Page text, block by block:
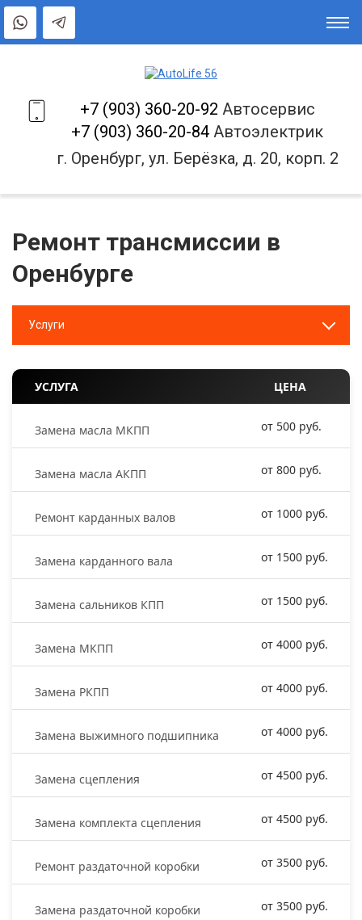
+7 (903) 360-20-92 Автосервис
+7 (903) 360-20-84 Автоэлектрик
г. Оренбург, ул. Берёзка, д. 20, корп. 2
Ремонт трансмиссии в
Оренбурге
Услуги
УСЛУГА ЦЕНА
Замена масла МКПП от 500 руб.
Замена масла АКПП от 800 руб.
Ремонт карданных валов от 1000 руб.
Замена карданного вала от 1500 руб.
Замена сальников КПП от 1500 руб.
Замена МКПП от 4000 руб.
Замена РКПП от 4000 руб.
Замена выжимного подшипника от 4000 руб.
Замена сцепления от 4500 руб.
Замена комплекта сцепления от 4500 руб.
Ремонт раздаточной коробки от 3500 руб.
Замена раздаточной коробки от 3500 руб.